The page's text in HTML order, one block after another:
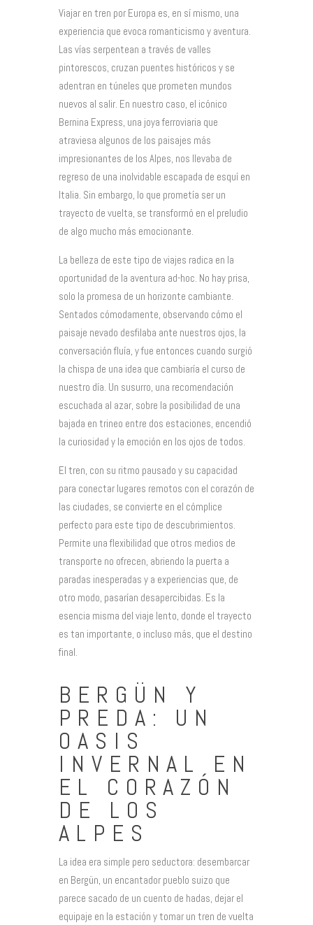
Viajar en tren por Europa es, en sí mismo, una
experiencia que evoca romanticismo y aventura.
Las vías serpentean a través de valles
pintorescos, cruzan puentes históricos y se
adentran en túneles que prometen mundos
nuevos al salir. En nuestro caso, el icónico
Bernina Express, una joya ferroviaria que
atraviesa algunos de los paisajes más
impresionantes de los Alpes, nos llevaba de
regreso de una inolvidable escapada de esquí en
Italia. Sin embargo, lo que prometía ser un
trayecto de vuelta, se transformó en el preludio
de algo mucho más emocionante.
La belleza de este tipo de viajes radica en la
oportunidad de la aventura ad-hoc. No hay prisa,
solo la promesa de un horizonte cambiante.
Sentados cómodamente, observando cómo el
paisaje nevado desfilaba ante nuestros ojos, la
conversación fluía, y fue entonces cuando surgió
la chispa de una idea que cambiaría el curso de
nuestro día. Un susurro, una recomendación
escuchada al azar, sobre la posibilidad de una
bajada en trineo entre dos estaciones, encendió
la curiosidad y la emoción en los ojos de todos.
El tren, con su ritmo pausado y su capacidad
para conectar lugares remotos con el corazón de
las ciudades, se convierte en el cómplice
perfecto para este tipo de descubrimientos.
Permite una flexibilidad que otros medios de
transporte no ofrecen, abriendo la puerta a
paradas inesperadas y a experiencias que, de
otro modo, pasarían desapercibidas. Es la
esencia misma del viaje lento, donde el trayecto
es tan importante, o incluso más, que el destino
final.
BERGÜN Y
PREDA: UN
OASIS
INVERNAL EN
EL CORAZÓN
DE LOS
ALPES
La idea era simple pero seductora: desembarcar
en Bergün, un encantador pueblo suizo que
parece sacado de un cuento de hadas, dejar el
equipaje en la estación y tomar un tren de vuelta